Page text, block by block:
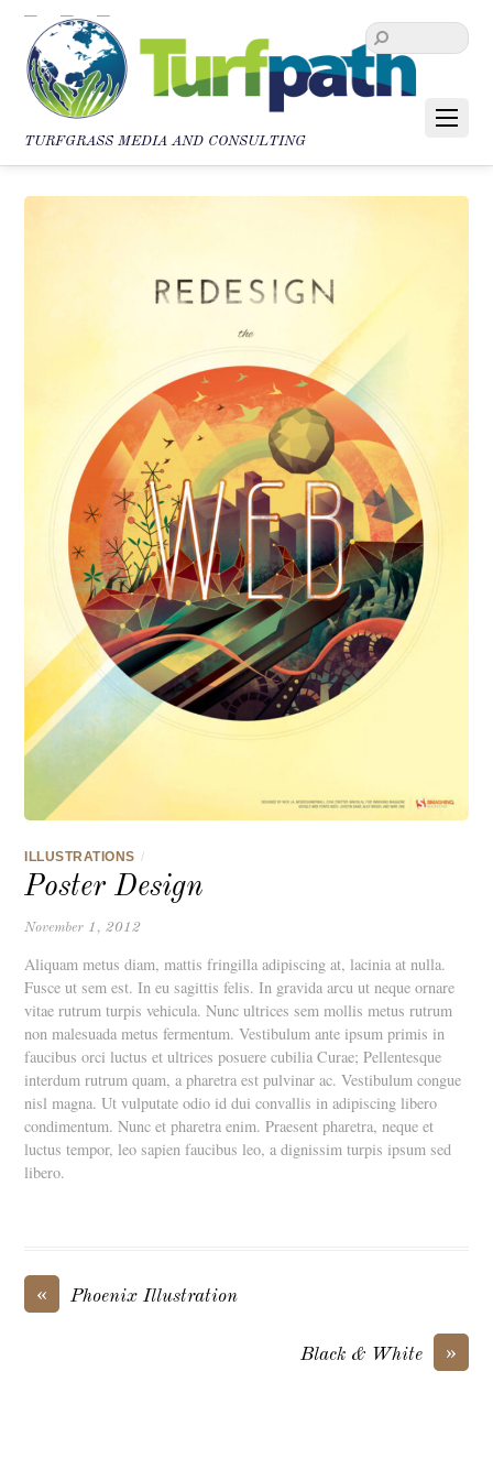
TURFGRASS MEDIA AND CONSULTING
ILLUSTRATIONS /
Poster Design
November 1, 2012
Aliquam metus diam, mattis fringilla adipiscing at, lacinia at nulla.
Fusce ut sem est. In eu sagittis felis. In gravida arcu ut neque ornare
vitae rutrum turpis vehicula. Nunc ultrices sem mollis metus rutrum
non malesuada metus fermentum. Vestibulum ante ipsum primis in
faucibus orci luctus et ultrices posuere cubilia Curae; Pellentesque
interdum rutrum quam, a pharetra est pulvinar ac. Vestibulum congue
nisl magna. Ut vulputate odio id dui convallis in adipiscing libero
condimentum. Nunc et pharetra enim. Praesent pharetra, neque et
luctus tempor, leo sapien faucibus leo, a dignissim turpis ipsum sed
libero.
« Phoenix Illustration
»
Black & White